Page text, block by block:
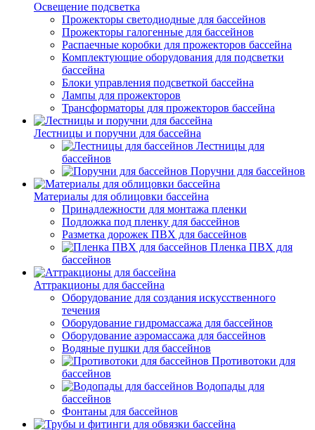
Освещение подсветка
Прожекторы светодиодные для бассейнов
Прожекторы галогенные для бассейнов
Распаечные коробки для прожекторов бассейна
Комплектующие оборудования для подсветки
бассейна
Блоки управления подсветкой бассейна
Лампы для прожекторов
Трансформаторы для прожекторов бассейна
Лестницы и поручни для бассейна
Лестницы для
бассейнов
Поручни для бассейнов
Материалы для облицовки бассейна
Принадлежности для монтажа пленки
Подложка под пленку для бассейнов
Разметка дорожек ПВХ для бассейнов
Пленка ПВХ для
бассейнов
Аттракционы для бассейна
Оборудование для создания искусственного
течения
Оборудование гидромассажа для бассейнов
Оборудование аэромассажа для бассейнов
Водяные пушки для бассейнов
Противотоки для
бассейнов
Водопады для
бассейнов
Фонтаны для бассейнов